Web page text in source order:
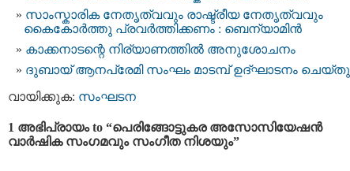
സാംസ്കാരിക നേതൃത്വവും രാഷ്ട്രീയ നേതൃത്വവും
കൈകോര്‍ത്തു പ്രവര്‍ത്തിക്കണം : ബെന്യാമിന്‍
കാക്കനാടന്റെ നിര്യാണത്തില്‍ അനുശോചനം
ദുബായ് ആനപ്രേമി സംഘം മാടമ്പ് ഉദ്‌ഘാടനം ചെയ്തു
വായിക്കുക: സംഘടന
1 അഭിപ്രായം to “പെരിങ്ങോട്ടുകര അസോസിയേഷന്‍
വാര്‍ഷിക സംഗമവും സംഗീത നിശയും”